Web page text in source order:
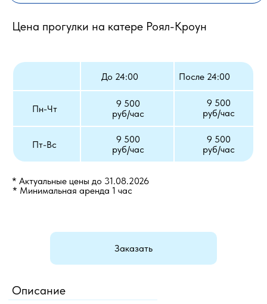
Цена прогулки на катере Роял-Кроун
Пн-Чт
9 500
руб/час
До 24:00
Пт-Вс
После 24:00
9 500
руб/час
9 500
руб/час
9 500
руб/час
Описание
* Актуальные цены до 31.08.2026
* Минимальная аренда 1 час
Заказать